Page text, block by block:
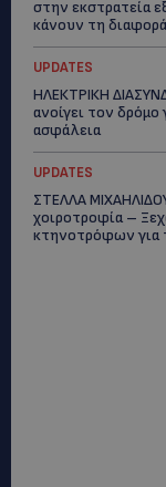
στην εκστρατεία
κάνουν τη
UPDATES
ΗΛΕΚΤΡΙΚΗ
ανοίγει τον δρόμο
ασφάλεια
UPDATES
ΣΤΕΛΛΑ
χοιροτροφία –
κτηνοτρόφων για